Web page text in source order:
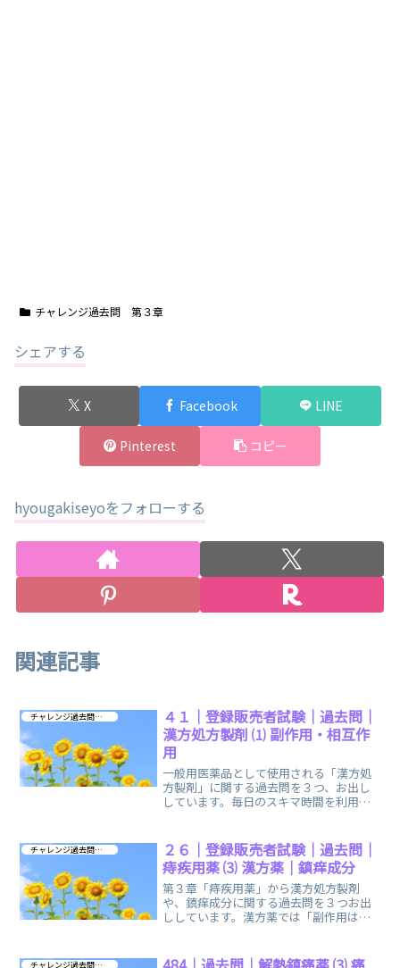
チャレンジ過去問 第３章
シェアする
X Facebook LINE
Pinterest コピー
hyougakiseyoをフォローする
関連記事
チャレンジ過去問 第３章
４１｜登録販売者試験｜過去問｜
漢方処方製剤 ⑴ 副作用・相互作
用
一般用医薬品として使用される「漢方処
方製剤」に関する過去問を３つ、お出し
しています。毎日のスキマ時間を利用し
チャレンジ過去問 第３章
２６｜登録販売者試験｜過去問｜
痔疾用薬 ⑶ 漢方薬｜鎮痒成分
第３章「痔疾用薬」から漢方処方製剤
や、鎮痒成分に関する過去問を３つお出
ししています。漢方薬では「副作用は起
チャレンジ過去問 第３章